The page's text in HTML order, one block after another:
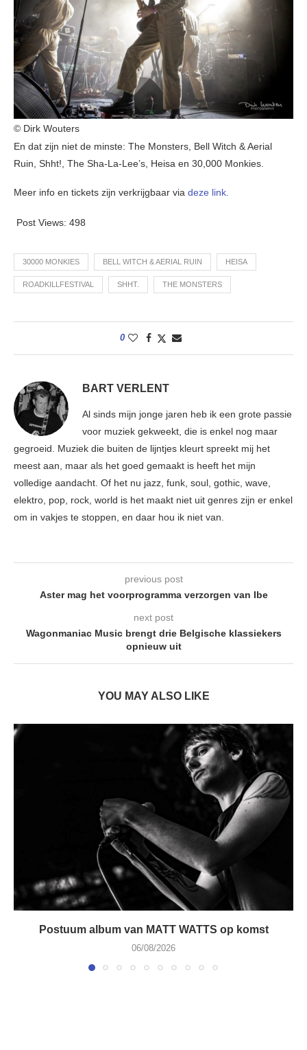
© Dirk Wouters
En dat zijn niet de minste: The Monsters, Bell Witch & Aerial
Ruin, Shht!, The Sha-La-Lee’s, Heisa en 30,000 Monkies.
Meer info en tickets zijn verkrijgbaar via deze link.
Post Views: 498
30000 MONKIES BELL WITCH & AERIAL RUIN HEISA
ROADKILLFESTIVAL SHHT. THE MONSTERS
0
BART VERLENT
Al sinds mijn jonge jaren heb ik een grote passie
voor muziek gekweekt, die is enkel nog maar
gegroeid. Muziek die buiten de lijntjes kleurt spreekt mij het
meest aan, maar als het goed gemaakt is heeft het mijn
volledige aandacht. Of het nu jazz, funk, soul, gothic, wave,
elektro, pop, rock, world is het maakt niet uit genres zijn er enkel
om in vakjes te stoppen, en daar hou ik niet van.
previous post
Aster mag het voorprogramma verzorgen van Ibe
next post
Wagonmaniac Music brengt drie Belgische klassiekers
opnieuw uit
YOU MAY ALSO LIKE
Postuum album van MATT WATTS op komst
06/08/2026